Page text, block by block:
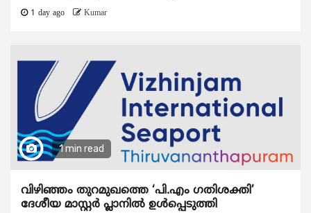
1 day ago Kumar
1 min read
വിഴിഞ്ഞം തുറമുഖത്തെ ‘പി.എം ഗതിശക്തി’
ദേശീയ മാസ്റ്റർ പ്ലാനിൽ ഉൾപ്പെടുത്തി